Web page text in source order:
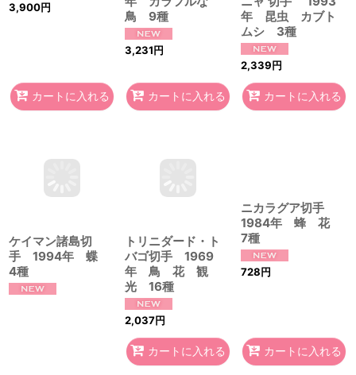
3,900円 3,231円
カートに入れる
2,339円
カートに入れる
2,037円
カートに入れる
728円